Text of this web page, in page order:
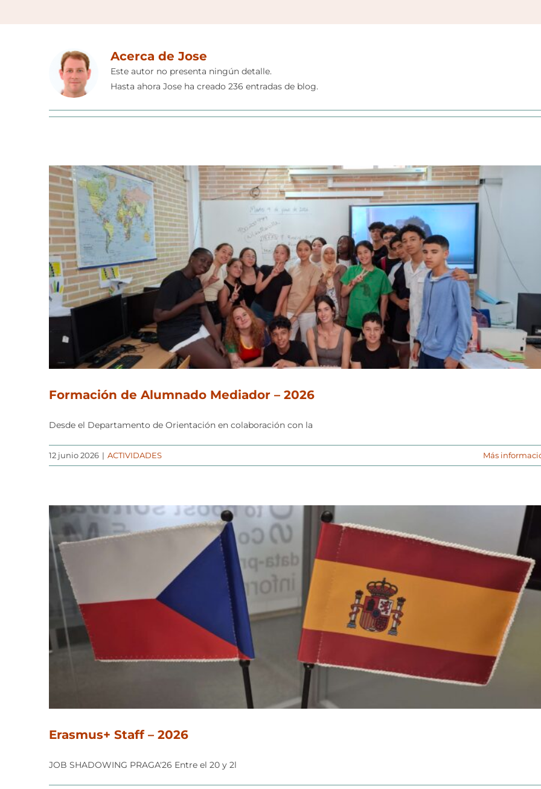
Acerca deJose
Este autor no presenta ningún detalle.
Hasta ahora Jose ha creado 236 entradas de blog.
Formación de Alumnado Mediador – 2026
Desde el Departamento de Orientación en colaboración con la
12 junio 2026 | ACTIVIDADES Más
Erasmus+ Staff – 2026
JOB SHADOWING PRAGA'26 Entre el 20 y 2l